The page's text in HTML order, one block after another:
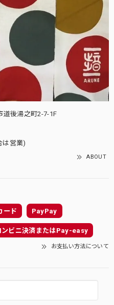
道後湯之町2-7-1F
は営業)
ABOUT
ード PayPay
ンビニ決済またはPay-easy
お支払い方法について